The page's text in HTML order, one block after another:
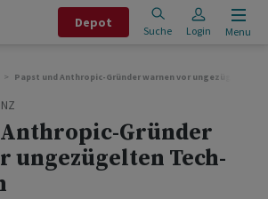
Depot
Suche Login Menu
Papst und Anthropic-Gründer warnen vor ungezügelten
Anthropic-Gründer
ungezügelten Tech-